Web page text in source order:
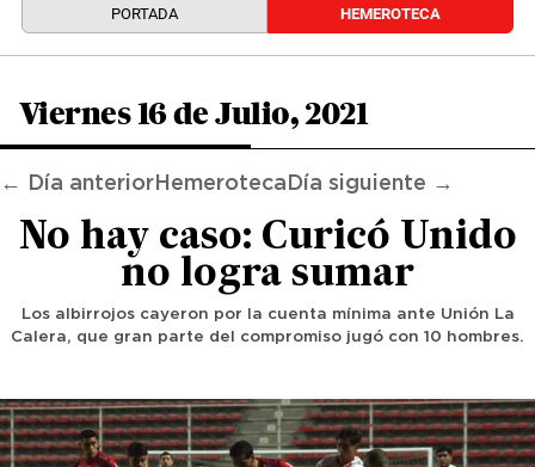
PORTADA HEMEROTECA
Viernes 16 de Julio, 2021
← Día anterior Hemeroteca Día siguiente →
No hay caso: Curicó Unido
no logra sumar
Los albirrojos cayeron por la cuenta mínima ante Unión La
Calera, que gran parte del compromiso jugó con 10 hombres.